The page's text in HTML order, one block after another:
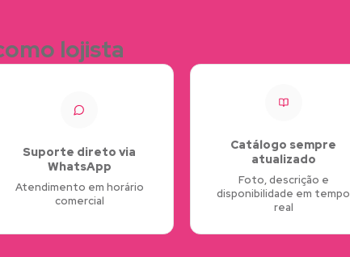
lojista
Suporte direto via
WhatsApp
Atendimento em horário
comercial
Catálogo sempre
atualizado
Foto, descrição e
disponibilidade em tempo
real